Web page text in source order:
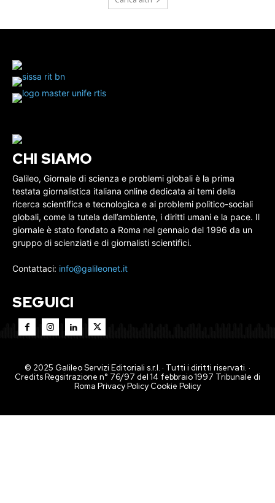
CHI SIAMO
Galileo, Giornale di scienza e problemi globali è la prima
testata giornalistica italiana online dedicata ai temi della
ricerca scientifica e tecnologica e ai problemi politico-sociali
globali, come la tutela dell’ambiente, i diritti umani e la pace. Il
giornale è stato fondato a Roma nel gennaio del 1996 da un
gruppo di scienziati e di giornalisti scientifici.
Contattaci: info@galileonet.it
SEGUICI
© 2025 Galileo Servizi Editoriali s.r.l. · Tutti i diritti riservati. ·
Credits Regsitrazione n° 76/97 del 14 febbraio 1997 Tribunale di
Roma Privacy PolicyCookie Policy